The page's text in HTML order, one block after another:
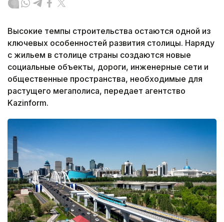
Высокие темпы строительства остаются одной из
ключевых особенностей развития столицы. Наряду
с жильем в столице страны создаются новые
социальные объекты, дороги, инженерные сети и
общественные пространства, необходимые для
растущего мегаполиса, передает агентство
Kazinform.